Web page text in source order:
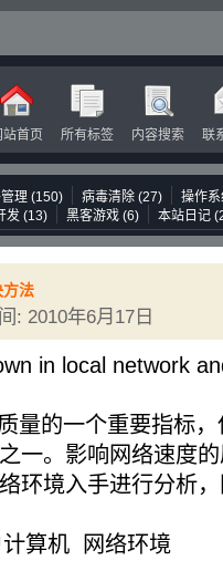
站首页 所有标签 内容搜索 联
理 (150) 病毒清除 (27)
操作
发 (13) 黑客游戏 (6) 本站日记
方法
: 2010年6月17日
in local network
量的一个重要指标
一。影响网络速度
环境入手进行分析
算机 网络环境